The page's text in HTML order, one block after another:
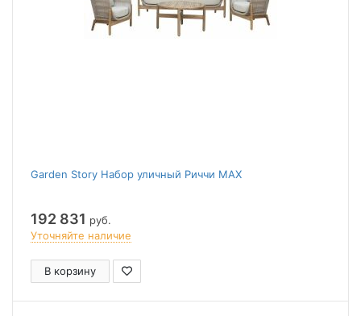
Garden Story Набор уличный Риччи MAX
192 831 руб.
Уточняйте наличие
В корзину